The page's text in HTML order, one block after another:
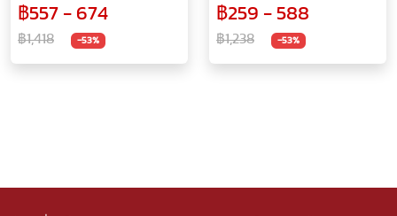
฿557 - 674
฿1,418 -53%
ผืน)
฿259 - 588
฿1,238 -53%